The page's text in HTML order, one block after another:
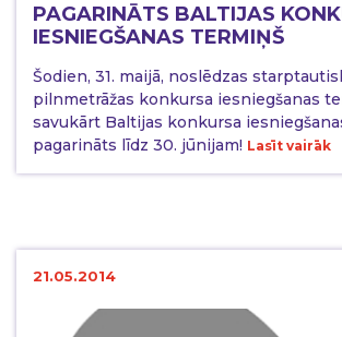
PAGARINĀTS BALTIJAS
IESNIEGŠANAS TERMIŅŠ
Šodien, 31. maijā, noslēdzas
pilnmetrāžas konkursa iesniegšanas
savukārt Baltijas konkursa
pagarināts līdz 30. jūnijam! Lasīt vairāk
21.05.2014